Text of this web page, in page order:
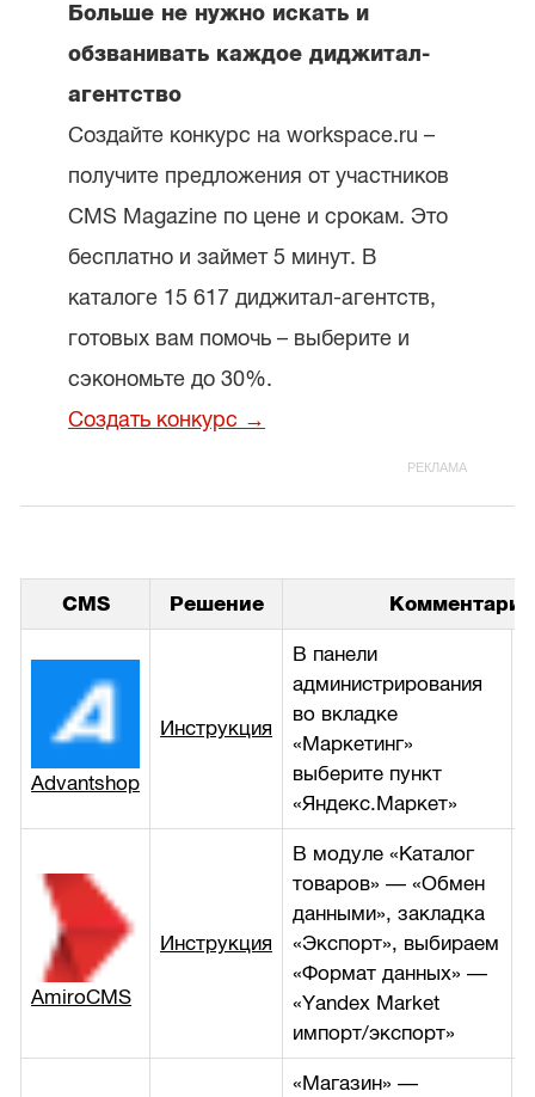
Больше не нужно искать и
обзванивать каждое диджитал-
агентство
Создайте конкурс на workspace.ru –
получите предложения от участников
CMS Magazine по цене и срокам. Это
бесплатно и займет 5 минут. В
каталоге 15 617 диджитал-агентств,
готовых вам помочь – выберите и
сэкономьте до 30%.
Создать конкурс →
CMS Решение Комментарий
Advantshop
Инструкция
В панели
администрирования
во вкладке
«Маркетинг»
выберите пункт
«Яндекс.Маркет»
AmiroCMS
Инструкция
В модуле «Каталог
товаров» — «Обмен
данными», закладка
«Экспорт», выбираем
«Формат данных» —
«Yandex Market
импорт/экспорт»
«Магазин» —